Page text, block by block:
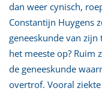
dan weer cynisch,
Constantijn Huygens
geneeskunde van
het meeste op? Ruim
de geneeskunde
overtrof. Vooral